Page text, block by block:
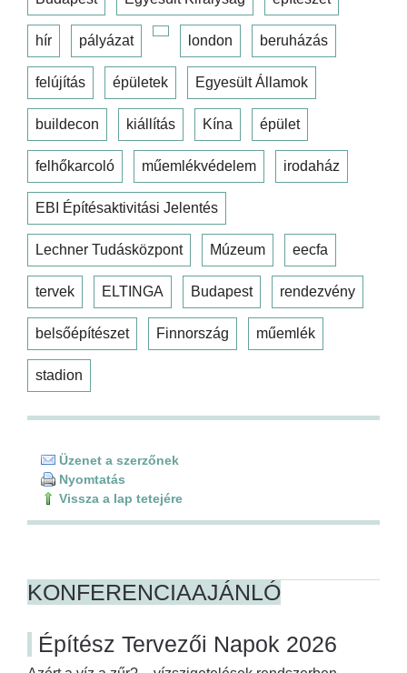
hír pályázat london beruházás
felújítás épületek Egyesült Államok
buildecon kiállítás Kína épület
felhőkarcoló műemlékvédelem irodaház
EBI Építésaktivitási Jelentés
Lechner Tudásközpont Múzeum eecfa
tervek ELTINGA Budapest rendezvény
belsőépítészet Finnország műemlék
stadion
Üzenet a szerzőnek
Nyomtatás
Vissza a lap tetejére
KONFERENCIAAJÁNLÓ
Építész Tervezői Napok 2026